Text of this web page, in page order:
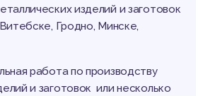
изделий и заготовок
Гродно, Минске,
работа по производству
и заготовок или несколько